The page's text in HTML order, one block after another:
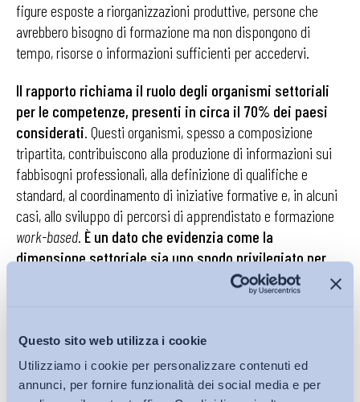
Questo sito web utilizza i cookie
Utilizziamo i cookie per personalizzare contenuti ed
annunci, per fornire funzionalità dei social media e per
figure esposte a riorganizzazioni produttive, persone che
avrebbero bisogno di formazione ma non dispongono di
tempo, risorse o informazioni sufficienti per accedervi.
Il rapporto richiama il ruolo degli organismi settoriali
per le competenze, presenti in circa il 70% dei paesi
considerati. Questi organismi, spesso a composizione
tripartita, contribuiscono alla produzione di informazioni sui
fabbisogni professionali, alla definizione di qualifiche e
standard, al coordinamento di iniziative formative e, in alcuni
casi, allo sviluppo di percorsi di apprendistato e formazione
work-based. È un dato che evidenzia come la
dimensione settoriale sia uno snodo privilegiato per
collegare fabbisogni produttivi, standard professionali
Resta però una criticità: il ruolo delle parti sociali è
spesso più forte nella consultazione e nella definizione
delle politiche sull’apprendimento permanente che